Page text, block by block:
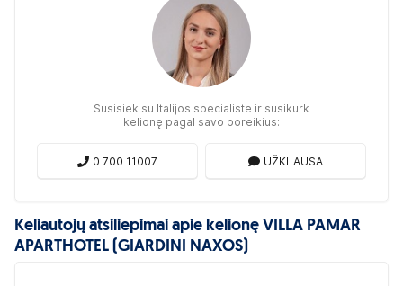
Susisiek su Italijos specialiste ir susikurk
kelionę pagal savo poreikius:
0 700 11007 UŽKLAUSA
Keliautojų atsiliepimai apie kelionę VILLA PAMAR
APARTHOTEL (GIARDINI NAXOS)